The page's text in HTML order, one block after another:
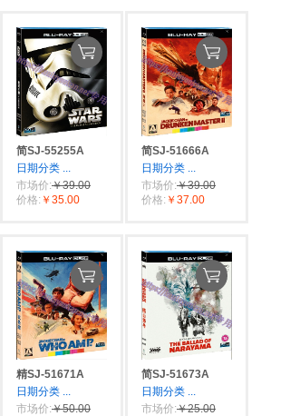
简SJ-55255A
日期分类 ...
市场价:￥39.00
价格: ￥35.00
简SJ-51666A
日期分类 ...
市场价:￥39.00
价格: ￥37.00
精SJ-51671A
日期分类 ...
市场价:￥50.00
简SJ-51673A
日期分类 ...
市场价:￥25.00